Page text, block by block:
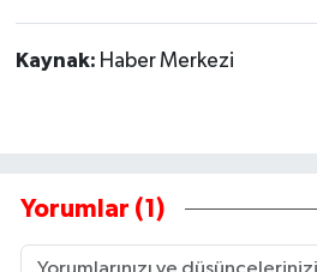
Kaynak: Haber Merkezi
Yorumlar (1)